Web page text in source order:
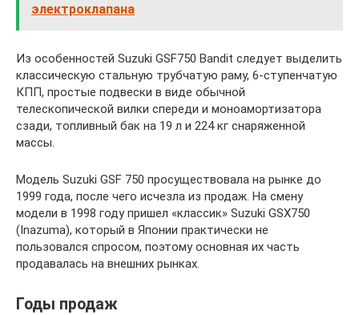
электроклапана
Из особенностей Suzuki GSF750 Bandit следует выделить
классическую стальную трубчатую раму, 6-ступенчатую
КПП, простые подвески в виде обычной
телескопической вилки спереди и моноамортизатора
сзади, топливный бак на 19 л и 224 кг снаряженной
массы.
Модель Suzuki GSF 750 просуществовала на рынке до
1999 года, после чего исчезла из продаж. На смену
модели в 1998 году пришел «классик» Suzuki GSX750
(Inazuma), который в Японии практически не
пользовался спросом, поэтому основная их часть
продавалась на внешних рынках.
Годы продаж